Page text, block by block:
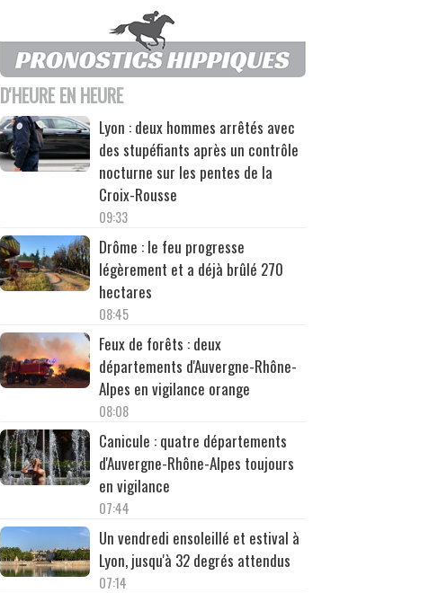
D'HEURE EN HEURE
Lyon : deux hommes arrêtés avec
des stupéfiants après un contrôle
nocturne sur les pentes de la
Croix-Rousse
09:33
Drôme : le feu progresse
légèrement et a déjà brûlé 270
hectares
08:45
Feux de forêts : deux
départements d'Auvergne-Rhône-
Alpes en vigilance orange
08:08
Canicule : quatre départements
d'Auvergne-Rhône-Alpes toujours
en vigilance
07:44
Un vendredi ensoleillé et estival à
Lyon, jusqu'à 32 degrés attendus
07:14